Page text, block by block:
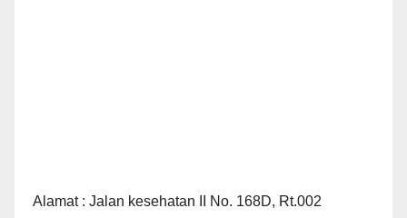
Alamat : Jalan kesehatan II No. 168D, Rt.002